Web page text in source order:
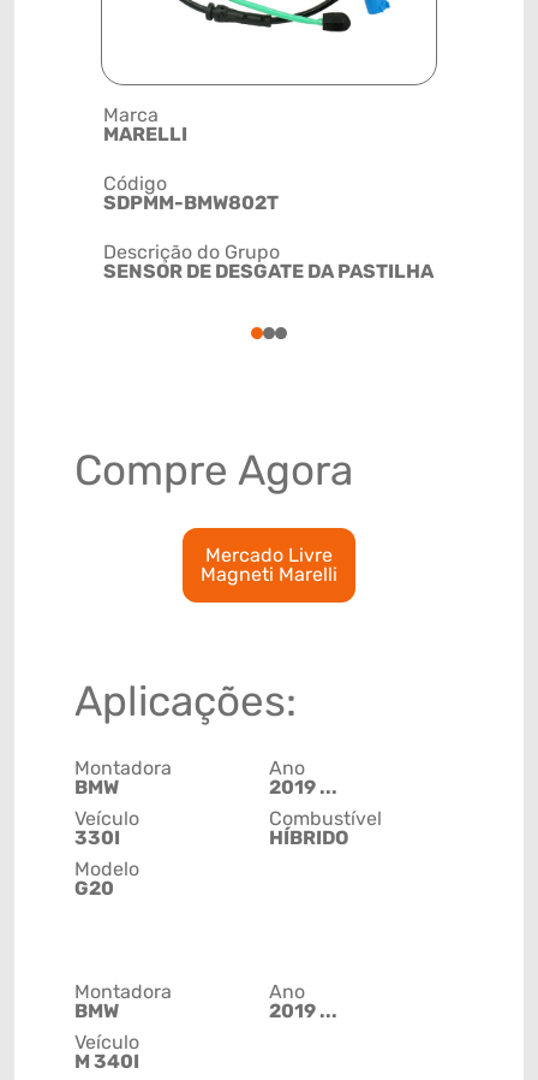
Marca
MARELLI
Código
SDPMM-BMW802T
Descrição do Grupo
SENSOR DE DESGATE DA PASTILHA
123
Compre Agora
Mercado Livre
Magneti Marelli
Aplicações:
Montadora
BMW
Veículo
330I
Modelo
G20
Ano
2019 ...
Combustível
HÍBRIDO
Montadora
BMW
Veículo
M 340I
Ano
2019 ...